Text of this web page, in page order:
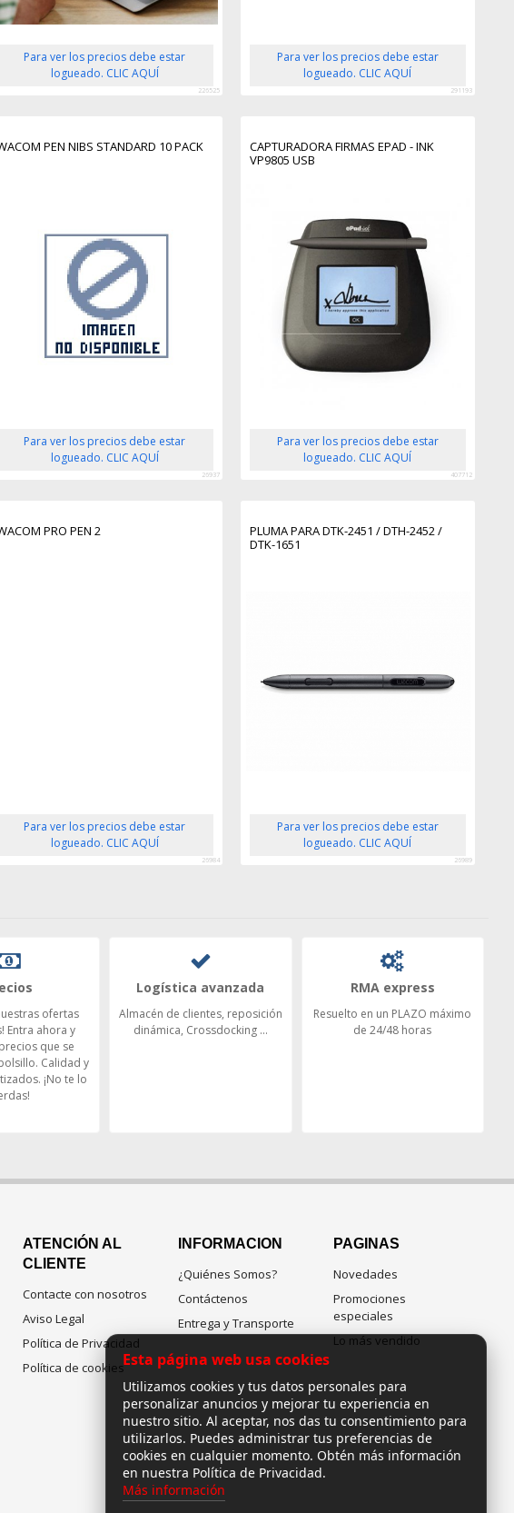
Para ver los precios debe estar
logueado. CLIC AQUÍ
226525
Para ver los precios debe estar
logueado. CLIC AQUÍ
291193
PEN NIBS STANDARD 10 PACK
Para ver los precios debe estar
logueado. CLIC AQUÍ
26937
CAPTURADORA FIRMAS EPAD - INK
VP9805 USB
Para ver los precios debe estar
logueado. CLIC AQUÍ
407712
PRO PEN 2
Para ver los precios debe estar
logueado. CLIC AQUÍ
26984
PLUMA PARA DTK-2451 / DTH-2452 /
DTK-1651
Para ver los precios debe estar
logueado. CLIC AQUÍ
26989
ofertas
Entra ahora y
que se
Calidad y
¡No te lo
Logística avanzada
Almacén de clientes, reposición
dinámica, Crossdocking ...
RMA express
Resuelto en un PLAZO máximo
de 24/48 horas
ATENCIÓN AL
CLIENTE
Contacte con nosotros
Aviso Legal
Política de Privacidad
Política de cookies
INFORMACION
¿Quiénes Somos?
Contáctenos
Entrega y Transporte
PAGINAS
Novedades
Promociones
especiales
Lo más vendido
Esta página web usa cookies
Utilizamos cookies y tus datos personales para
personalizar anuncios y mejorar tu experiencia en
nuestro sitio. Al aceptar, nos das tu consentimiento para
utilizarlos. Puedes administrar tus preferencias de
cookies en cualquier momento. Obtén más información
en nuestra Política de Privacidad.
Más información